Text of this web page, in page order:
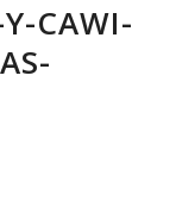
CAWI-